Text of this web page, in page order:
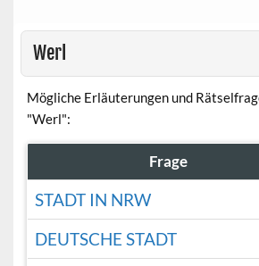
Werl
Mögliche Erläuterungen und
"Werl":
Frage
STADT IN NRW
DEUTSCHE STADT